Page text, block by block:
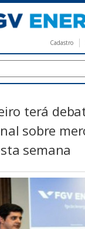
Cadastro
terá
sobre
semana